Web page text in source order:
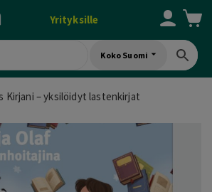
Yrityksille
Koko Suomi
Kirjani – yksilöidyt lastenkirjat